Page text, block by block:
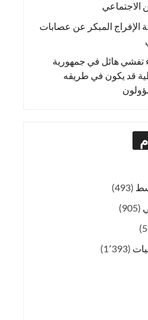
الاجتماعي
الإفراج المبكر عن عصابات
تفشي هائل في جمهورية
قد يكون في طريقه
(493)
(905)
(1٬393)